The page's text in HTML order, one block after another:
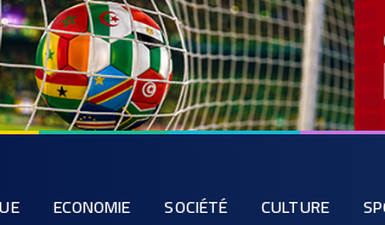
ECONOMIE SOCIÉTÉ CULTURE